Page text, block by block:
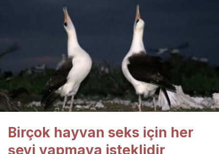
Birçok hayvan seks için her
şeyi yapmaya isteklidir